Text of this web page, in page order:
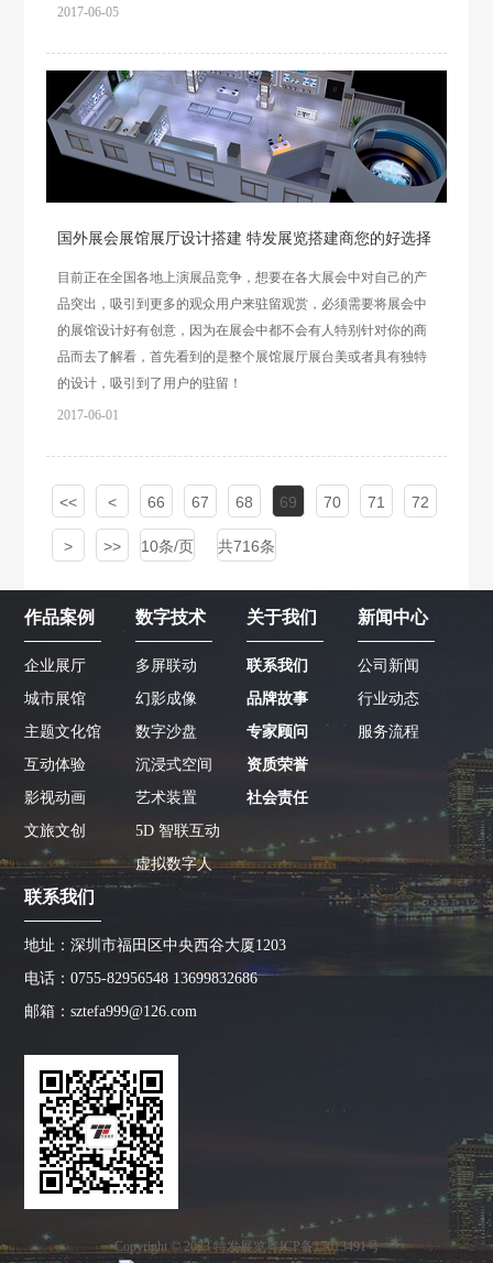
2017-06-05
国外展会展馆展厅设计搭建 特发展览搭建商您的好选择
目前正在全国各地上演展品竞争，想要在各大展会中对自己的产
品突出，吸引到更多的观众用户来驻留观赏，必须需要将展会中
的展馆设计好有创意，因为在展会中都不会有人特别针对你的商
品而去了解看，首先看到的是整个展馆展厅展台美或者具有独特
的设计，吸引到了用户的驻留！
2017-06-01
<< < 66 67 68 69 70 71 72
> >> 10条/页 共716条
作品案例
企业展厅
城市展馆
主题文化馆
互动体验
影视动画
文旅文创
数字技术
多屏联动
幻影成像
数字沙盘
沉浸式空间
艺术装置
5D 智联互动
虚拟数字人
关于我们
联系我们
品牌故事
专家顾问
资质荣誉
社会责任
新闻中心
公司新闻
行业动态
服务流程
联系我们
地址：深圳市福田区中央西谷大厦1203
电话：0755-82956548 13699832686
邮箱：sztefa999@126.com
Copyright © 2023 特发展览粤ICP备17013491号